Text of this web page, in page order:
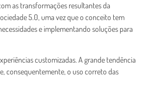
as transformações resultantes da
5.0, uma vez que o conceito tem
e implementando soluções para
customizadas. A grande tendência
consequentemente, o uso correto das